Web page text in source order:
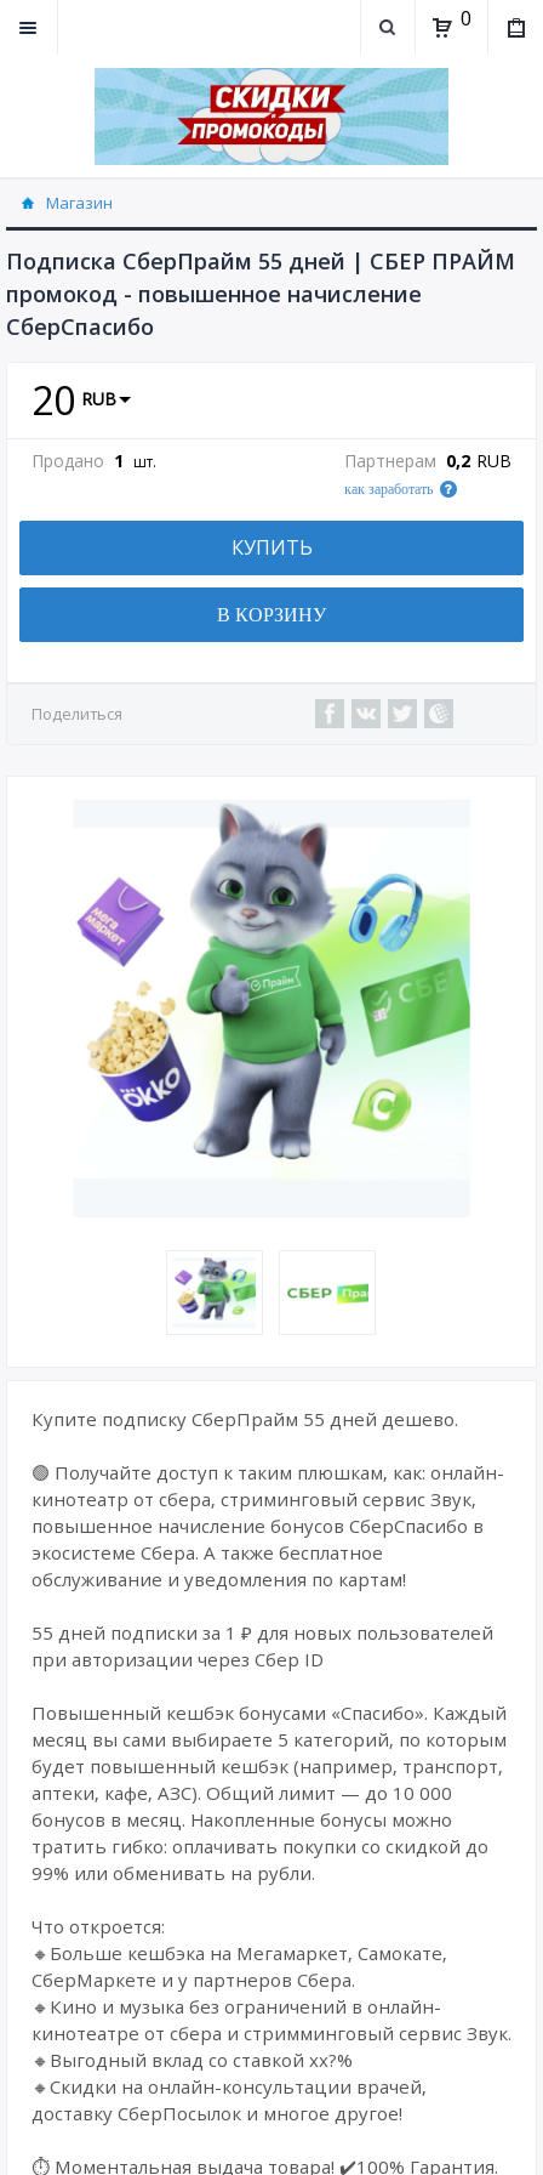
0
Магазин
Подписка СберПрайм 55 дней | СБЕР ПРАЙМ
промокод - повышенное начисление
СберСпасибо
20 RUB
Продано 1 шт. Партнерам 0,2 RUB
как заработать
КУПИТЬ
В КОРЗИНУ
Поделиться
Купите подписку СберПрайм 55 дней дешево.
🟢 Получайте доступ к таким плюшкам, как: онлайн-
кинотеатр от сбера, стриминговый сервис Звук,
повышенное начисление бонусов СберСпасибо в
экосистеме Сбера. А также бесплатное
обслуживание и уведомления по картам!
55 дней подписки за 1 ₽ для новых пользователей
при авторизации через Сбер ID
Повышенный кешбэк бонусами «Спасибо». Каждый
месяц вы сами выбираете 5 категорий, по которым
будет повышенный кешбэк (например, транспорт,
аптеки, кафе, АЗС). Общий лимит — до 10 000
бонусов в месяц. Накопленные бонусы можно
тратить гибко: оплачивать покупки со скидкой до
99% или обменивать на рубли.
Что откроется:
🔸Больше кешбэка на Мегамаркет, Самокате,
СберМаркете и у партнеров Сбера.
🔸Кино и музыка без ограничений в онлайн-
кинотеатре от сбера и стримминговый сервис Звук.
🔸Выгодный вклад со ставкой xx?%
🔸Скидки на онлайн-консультации врачей,
доставку СберПосылок и многое другое!
⏱️ Моментальная выдача товара! ✔️100% Гарантия.